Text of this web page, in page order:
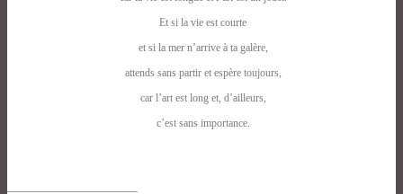
Et si la vie est courte
et si la mer n’arrive à ta galère,
attends sans partir et espère toujours,
car l’art est long et, d’ailleurs,
c’estsans importance.